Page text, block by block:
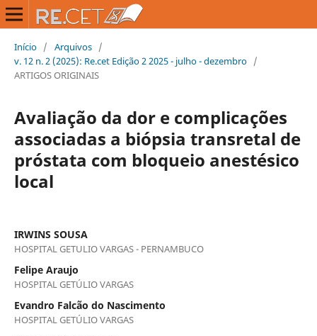
Início / Arquivos /
v. 12 n. 2 (2025): Re.cet Edição 2 2025 - julho - dezembro /
ARTIGOS ORIGINAIS
Avaliação da dor e complicações
associadas a biópsia transretal de
próstata com bloqueio anestésico
local
IRWINS SOUSA
HOSPITAL GETULIO VARGAS - PERNAMBUCO
Felipe Araujo
HOSPITAL GETÚLIO VARGAS
Evandro Falcão do Nascimento
HOSPITAL GETÚLIO VARGAS